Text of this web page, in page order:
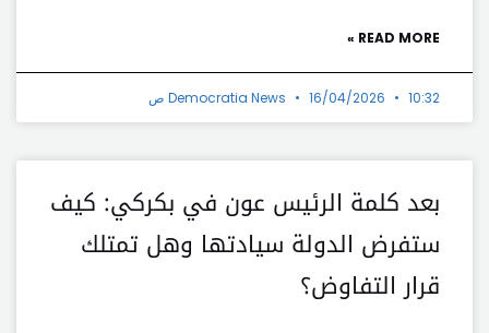
READ MORE »
Democratia News 16/04/2026 10:32 ص
بعد كلمة الرئيس عون في بكركي: كيف
ستفرض الدولة سيادتها وهل تمتلك
قرار التفاوض؟